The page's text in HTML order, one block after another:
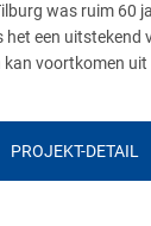
was ruim 60
het een uitstekend
kan voortkomen uit
PROJEKT-DETAIL